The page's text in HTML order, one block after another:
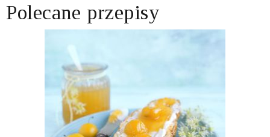
Polecane przepisy